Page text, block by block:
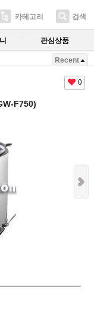
카테고리 검색
관심상품
Recent
0
F750)